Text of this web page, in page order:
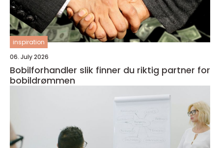
inspiration
06. July 2026
Bobilforhandler slik finner du riktig partner for
bobildrømmen